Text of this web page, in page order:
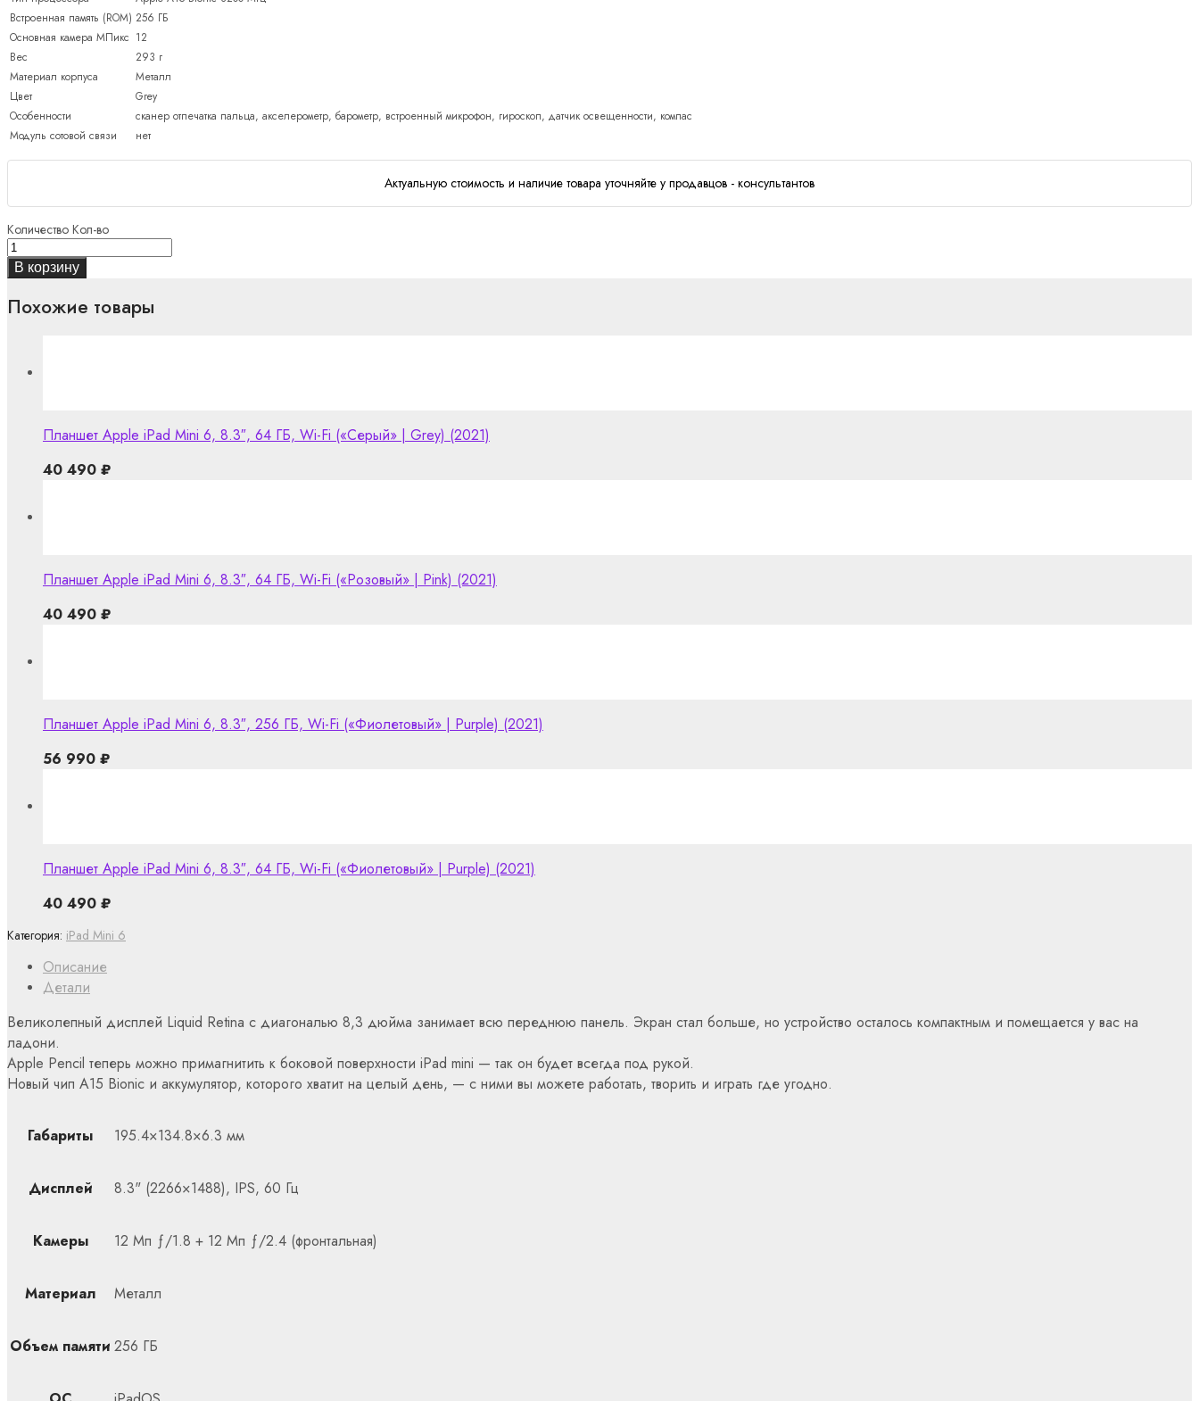
Встроенная память (ROM) 256 ГБ
Основная камера МПикс 12
Вес
293 г
Материал корпуса
Металл
Цвет
Grey
Особенности
cканер отпечатка пальца, акселерометр, барометр, встроенный микрофон, гироскоп, датчик освещенности, компас
Модуль сотовой связи
нет
Актуальную стоимость и наличие товара уточняйте у продавцов - консультантов
Количество Кол-во
В корзину
Описание
Детали
Великолепный дисплей Liquid Retina с диагональю 8,3 дюйма занимает всю переднюю панель. Экран стал больше, но устройство осталось компактным и помещается у вас на
ладони.
Apple Pencil теперь можно примагнитить к боковой поверхности iPad mini — так он будет всегда под рукой.
Новый чип A15 Bionic и аккумулятор, которого хватит на целый день, — с ними вы можете работать, творить и играть где угодно.
Габариты 195.4×134.8×6.3 мм
Дисплей 8.3" (2266×1488), IPS, 60 Гц
Камеры 12 Мп ƒ/1.8 + 12 Мп ƒ/2.4 (фронтальная)
Материал Металл
Объем памяти 256 ГБ
Категория: iPad Mini 6
Похожие товары
Планшет Apple iPad Mini 6, 8.3″, 64 ГБ, Wi-Fi («Серый» | Grey) (2021)
40 490 ₽
Планшет Apple iPad Mini 6, 8.3″, 64 ГБ, Wi-Fi («Розовый» | Pink) (2021)
40 490 ₽
Планшет Apple iPad Mini 6, 8.3″, 256 ГБ, Wi-Fi («Фиолетовый» | Purple) (2021)
56 990 ₽
Планшет Apple iPad Mini 6, 8.3″, 64 ГБ, Wi-Fi («Фиолетовый» | Purple) (2021)
40 490 ₽